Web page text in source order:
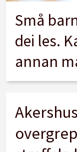
Små
dei les.
annan